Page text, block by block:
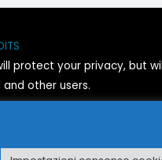
protect your privacy, but
other users.